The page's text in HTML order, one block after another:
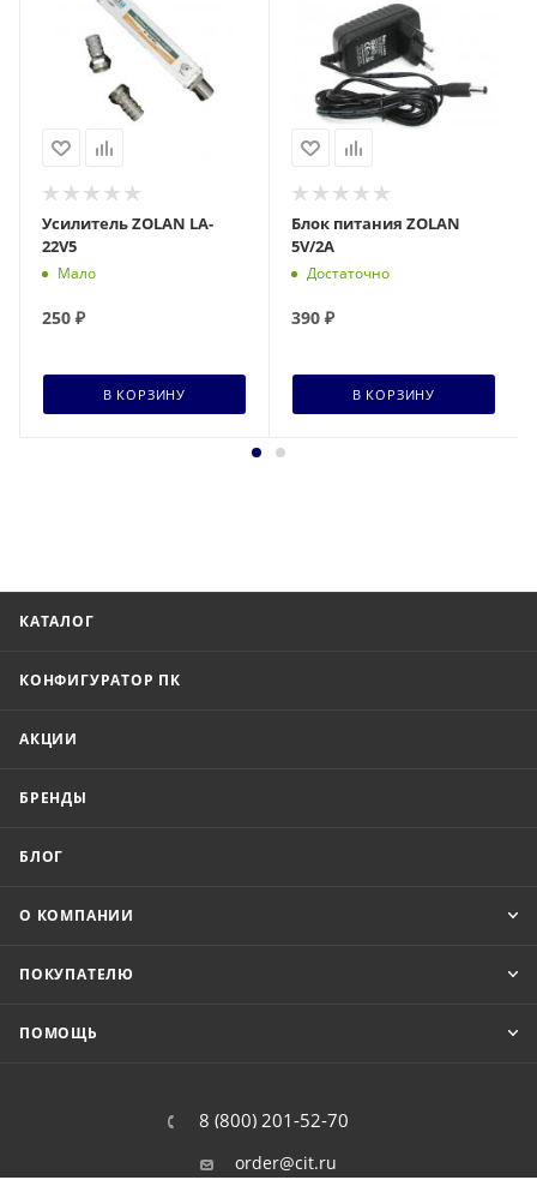
Усилитель ZOLAN LA-
22V5
Мало
250 ₽
В КОРЗИНУ
Блок питания ZOLAN
5V/2А
Достаточно
390 ₽
В КОРЗИНУ
КАТАЛОГ
КОНФИГУРАТОР ПК
АКЦИИ
БРЕНДЫ
БЛОГ
О КОМПАНИИ
ПОКУПАТЕЛЮ
ПОМОЩЬ
8 (800) 201-52-70
order@cit.ru